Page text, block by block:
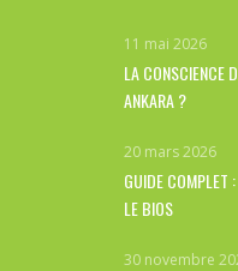
11 mai 2026
LA CONSCIENCE
ANKARA ?
20 mars 2026
GUIDE COMPLET
LE BIOS
30 novembre